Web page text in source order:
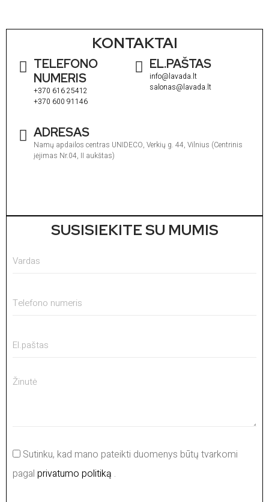
KONTAKTAI
TELEFONO
NUMERIS
+370 616 25412
+370 600 91146
EL.PAŠTAS
info@lavada.lt
salonas@lavada.lt
ADRESAS
Namų apdailos centras UNIDECO, Verkių g. 44, Vilnius (Centrinis
įėjimas Nr.04, II aukštas)
SUSISIEKITE SU MUMIS
Sutinku, kad mano pateikti duomenys būtų tvarkomi
pagal privatumo politiką .